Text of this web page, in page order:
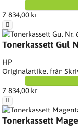
7 834,00 kr
Tonerkassett Gul
HP
Originalartikel från
7 834,00 kr
Tonerkassett